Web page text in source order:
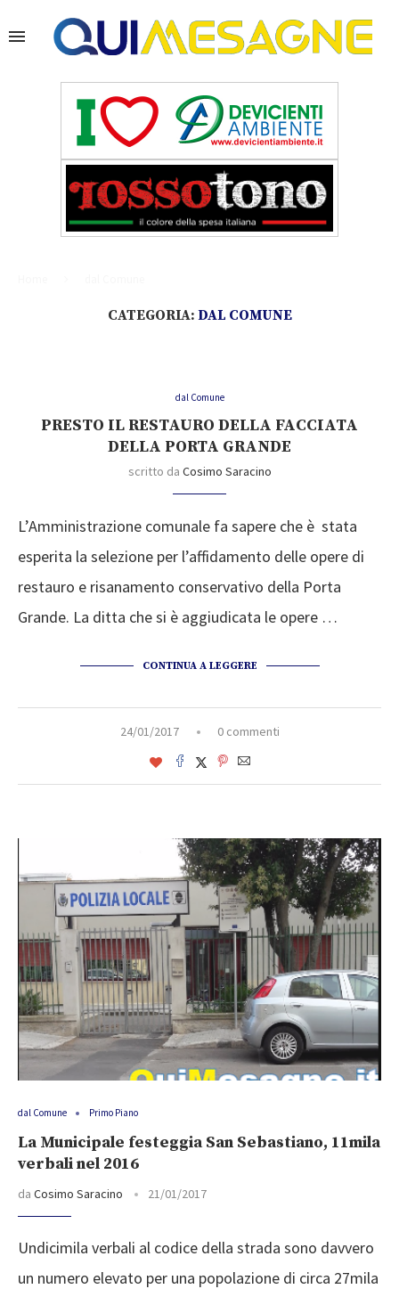
CATEGORIA: DAL COMUNE
dal Comune
PRESTO IL RESTAURO DELLA FACCIATA
DELLA PORTA GRANDE
scritto da Cosimo Saracino
L’Amministrazione comunale fa sapere che è stata
esperita la selezione per l’affidamento delle opere di
restauro e risanamento conservativo della Porta
Grande. La ditta che si è aggiudicata le opere …
CONTINUA A LEGGERE
24/01/2017 0 commenti
dal Comune Primo Piano
La Municipale festeggia San Sebastiano, 11mila
verbali nel 2016
da Cosimo Saracino 21/01/2017
Undicimila verbali al codice della strada sono davvero
un numero elevato per una popolazione di circa 27mila